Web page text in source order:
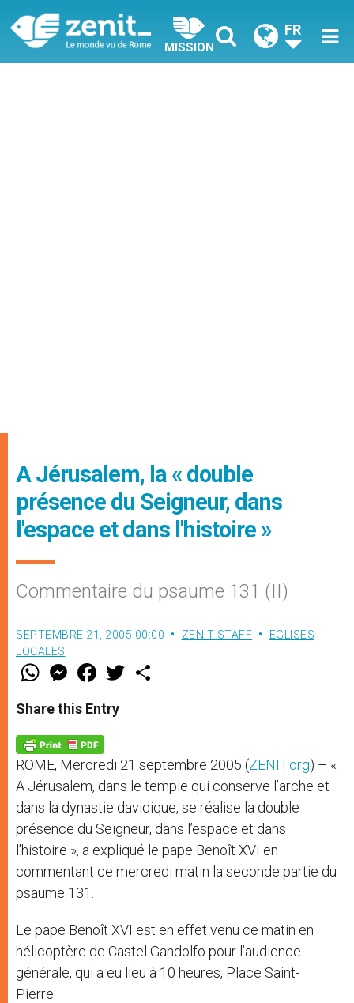
MISSION
FR
A Jérusalem, la « double
présence du Seigneur, dans
l'espace et dans l'histoire »
Commentaire du psaume 131 (II)
SEPTEMBRE 21, 2005 00:00 ZENIT STAFF
EGLISES
LOCALES
W
t
s
p
p
M
e
s
e
g
e
r
F
a
e
b
o
k
w
Share this Entry
ROME, Mercredi 21 septembre 2005 (ZENIT.org) – «
A Jérusalem, dans le temple qui conserve l’arche et
dans la dynastie davidique, se réalise la double
présence du Seigneur, dans l’espace et dans
l’histoire », a expliqué le pape Benoît XVI en
commentant ce mercredi matin la seconde partie du
psaume 131.
Le pape Benoît XVI est en effet venu ce matin en
hélicoptère de Castel Gandolfo pour l’audience
générale, qui a eu lieu à 10 heures, Place Saint-
Pierre.